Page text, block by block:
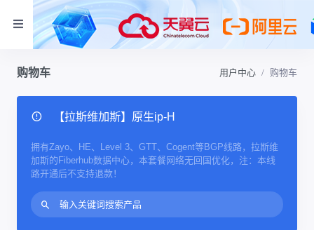
购物车 用户中心 购物车
【拉斯维加斯】原生ip-H
拥有Zayo、HE、Level 3、GTT、Cogent等BGP线路，拉斯维
加斯的Fiberhub数据中心，本套餐网络无回国优化，注：本线
路开通后不支持退款！